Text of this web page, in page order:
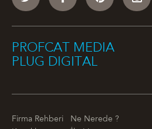
PROFCAT MEDIA
PLUG DIGITAL
Firma Rehberi
Ne Nerede ?